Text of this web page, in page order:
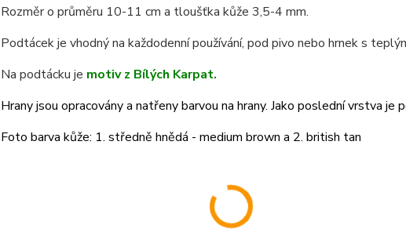
Rozměr o průměru 10-11 cm a tloušťka kůže 3,5-4 mm.
Podtácek je vhodný na každodenní používání, pod pivo nebo hrnek s
Na podtácku je motiv z Bílých Karpat.
Hrany jsou opracovány a natřeny barvou na hrany. Jako poslední vrstva
Foto barva kůže: 1. středně hnědá - medium brown a 2. british tan